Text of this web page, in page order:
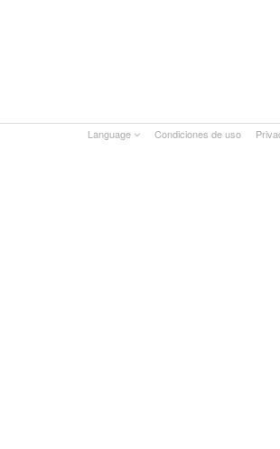
Language Condiciones de uso